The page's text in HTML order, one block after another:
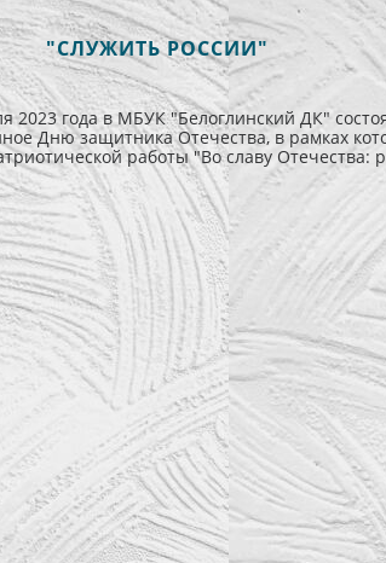
"СЛУЖИТЬ РОССИИ"
2023 года в МБУК "Белоглинский ДК"
Дню защитника Отечества, в рамках
работы "Во славу Отечества: